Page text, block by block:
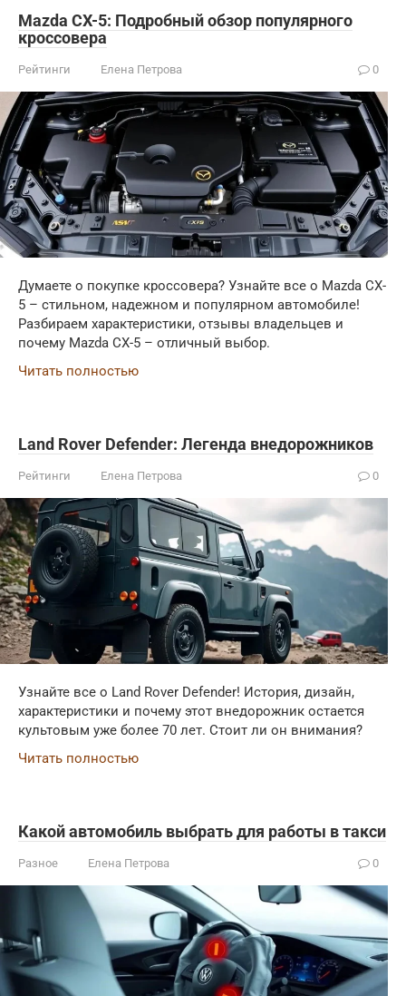
Mazda CX-5: Подробный обзор популярного
кроссовера
Рейтинги Елена Петрова 0
Думаете о покупке кроссовера? Узнайте все о Mazda CX-
5 – стильном, надежном и популярном автомобиле!
Разбираем характеристики, отзывы владельцев и
почему Mazda CX-5 – отличный выбор.
Читать полностью
Land Rover Defender: Легенда внедорожников
Рейтинги Елена Петрова 0
Узнайте все о Land Rover Defender! История, дизайн,
характеристики и почему этот внедорожник остается
культовым уже более 70 лет. Стоит ли он внимания?
Читать полностью
Какой автомобиль выбрать для работы в такси
Разное Елена Петрова 0